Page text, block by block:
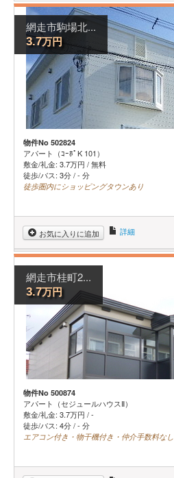
網走市駒場北...
3.7万円
物件No 502824
アパート（ｺｰﾎﾟK 101）
敷金/礼金: 3.7万円 /無料
徒歩/バス: 3分 / - 分
徒歩圏内にショッピングタウンあり
お気に入りに追加 詳細
網走市桂町2...
3.7万円
物件No 500874
アパート（セジュールハウスⅡ）
敷金/礼金: 3.7万円 /-
徒歩/バス: 4分 / - 分
エアコン付き・物干機付き・仲介手数料なし